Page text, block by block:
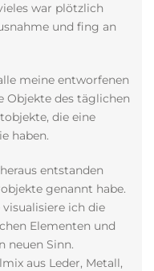
war plötzlich
und fing an
meine entworfenen
Objekte des täglichen
die eine
haben.
entstanden
genannt habe.
ich die
Elementen und
neuen Sinn.
aus Leder, Metall,